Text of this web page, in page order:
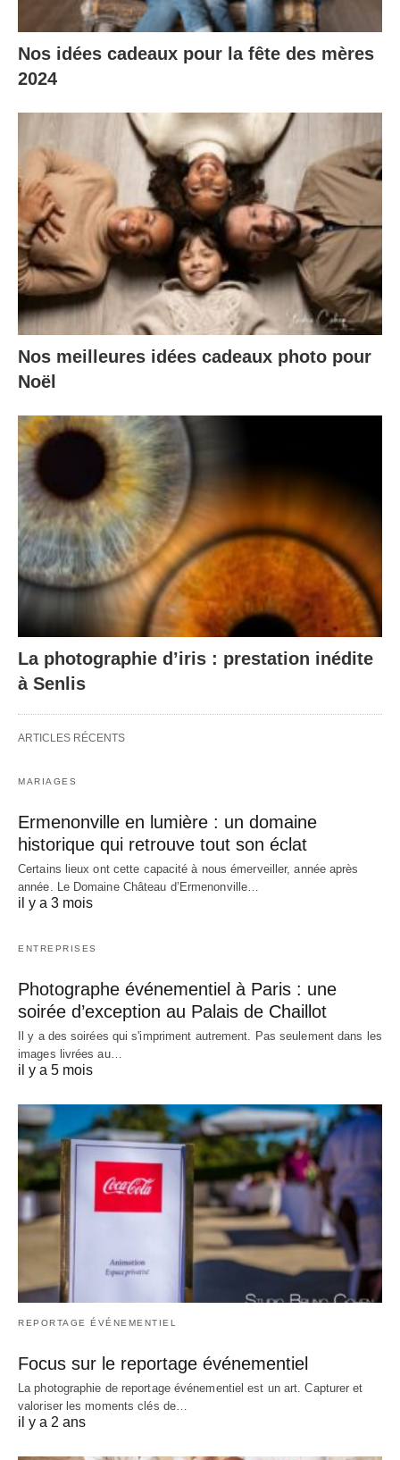
Nos idées cadeaux pour la fête des mères
2024
Nos meilleures idées cadeaux photo pour
Noël
La photographie d’iris : prestation inédite
à Senlis
ARTICLES RÉCENTS
MARIAGES
Ermenonville en lumière : un domaine
historique qui retrouve tout son éclat
Certains lieux ont cette capacité à nous émerveiller, année après
année. Le Domaine Château d’Ermenonville…
il y a 3 mois
ENTREPRISES
Photographe événementiel à Paris : une
soirée d’exception au Palais de Chaillot
Il y a des soirées qui s'impriment autrement. Pas seulement dans les
images livrées au…
il y a 5 mois
REPORTAGE ÉVÉNEMENTIEL
Focus sur le reportage événementiel
La photographie de reportage événementiel est un art. Capturer et
valoriser les moments clés de…
il y a 2 ans